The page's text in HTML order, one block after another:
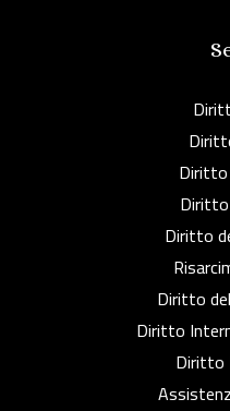
Diritto
Diritto
Diritto
Diritto